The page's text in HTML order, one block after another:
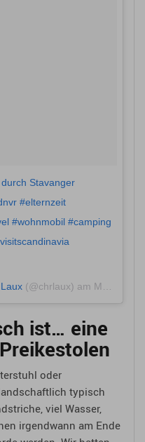
Stavanger
#elternzeit
#wohnmobil #camping
(@chrlaux) am Mai 24, 2018 um 12:21 PDT
ist… eine
oder
typisch
viel Wasser,
irgendwann am Ende